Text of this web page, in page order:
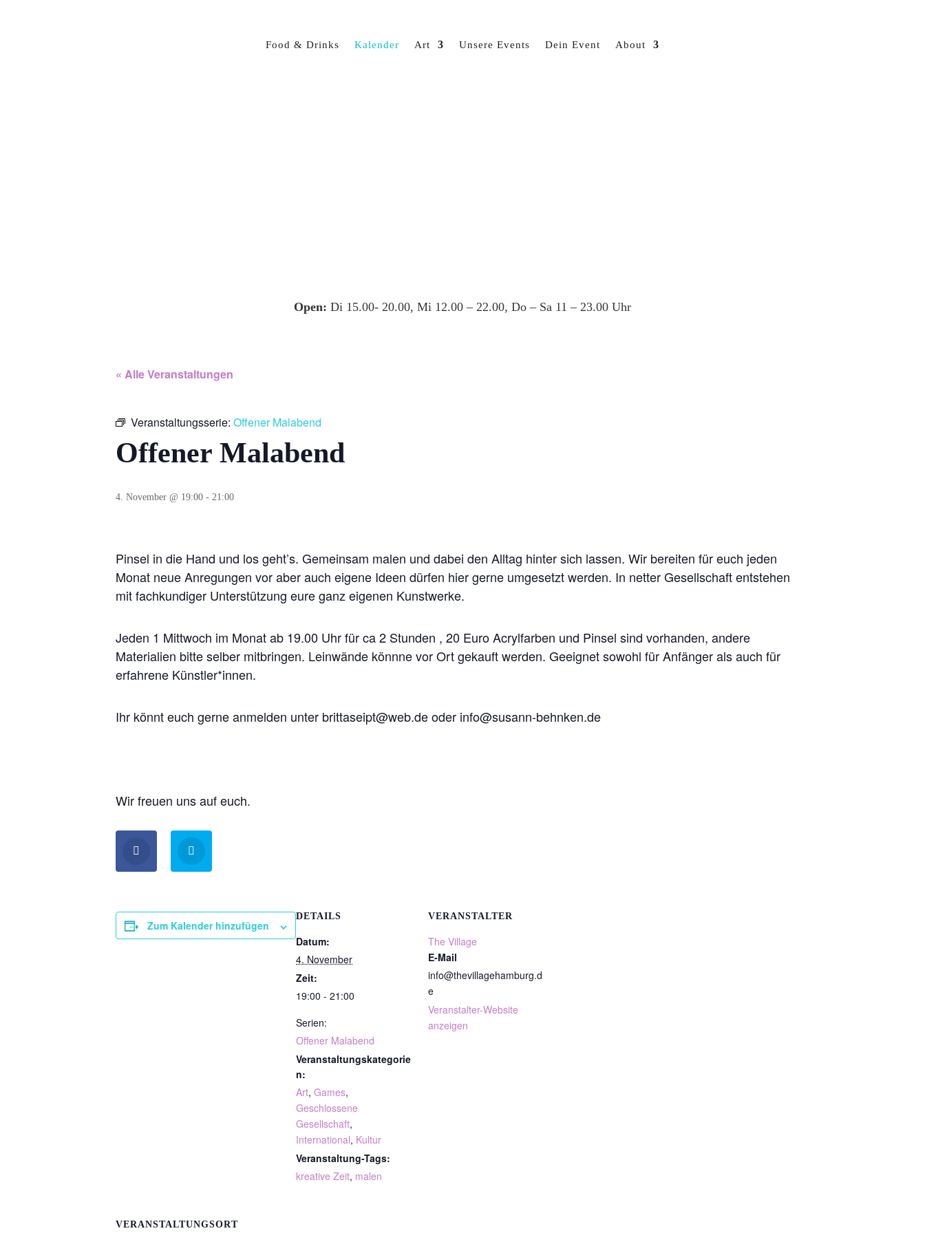
Food & Drinks Kalender Art Unsere Events Dein Event About
Open: Di 15.00- 20.00, Mi 12.00 – 22.00, Do – Sa 11 – 23.00 Uhr
« Alle Veranstaltungen
Veranstaltungsserie: Offener Malabend
Offener Malabend
4. November @ 19:00 - 21:00
Pinsel in die Hand und los geht’s. Gemeinsam malen und dabei den Alltag hinter sich lassen. Wir bereiten für euch jeden
Monat neue Anregungen vor aber auch eigene Ideen dürfen hier gerne umgesetzt werden. In netter Gesellschaft entstehen
mit fachkundiger Unterstützung eure ganz eigenen Kunstwerke.
Jeden 1 Mittwoch im Monat ab 19.00 Uhr für ca 2 Stunden , 20 Euro Acrylfarben und Pinsel sind vorhanden, andere
Materialien bitte selber mitbringen. Leinwände könnne vor Ort gekauft werden. Geeignet sowohl für Anfänger als auch für
erfahrene Künstler*innen.
Ihr könnt euch gerne anmelden unter brittaseipt@web.de oder info@susann-behnken.de
Wir freuen uns auf euch.
Zum Kalender hinzufügen
DETAILS
Datum:
4. November
Zeit:
19:00 - 21:00
Serien:
Offener Malabend
Veranstaltungskategorie
n:
Art, Games,
Geschlossene
Gesellschaft,
International, Kultur
Veranstaltung-Tags:
kreative Zeit, malen
VERANSTALTER
The Village
E-Mail
info@thevillagehamburg.d
e
Veranstalter-Website
anzeigen
VERANSTALTUNGSORT